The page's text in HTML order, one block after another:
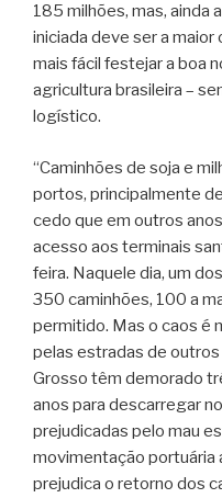
185 milhões, mas, ainda
iniciada deve ser a
mais fácil festejar a boa
agricultura brasileira –
logístico.
“Caminhões de soja e
portos, principalmente
cedo que em outros
acesso aos terminais
feira. Naquele dia, um
350 caminhões, 100 a
permitido. Mas o caos é
pelas estradas de
Grosso têm demorado
anos para descarregar
prejudicadas pelo mau
movimentação portuária
prejudica o retorno dos